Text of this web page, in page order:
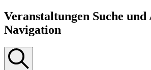
Veranstaltungen Suche und
Navigation